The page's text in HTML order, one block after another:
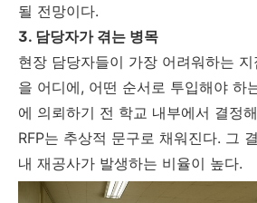
될 전망이다.
3. 담당자가 겪는 병목
현장 담당자들이 가장 어려워하는
을 어디에, 어떤 순서로 투입해야 하
에 의뢰하기 전 학교 내부에서 결정
RFP는 추상적 문구로 채워진다. 그
내 재공사가 발생하는 비율이 높다.